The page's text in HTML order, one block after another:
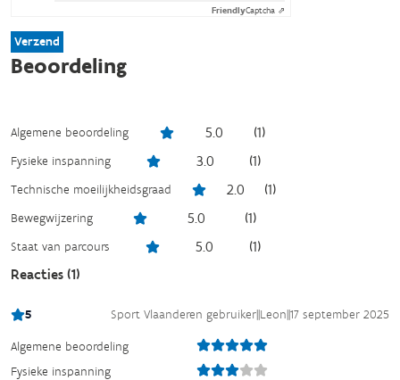
FriendlyCaptcha ⇗
Verzend
Beoordeling
Algemene beoordeling 5.0 (1)
Fysieke inspanning 3.0 (1)
Technische moeilijkheidsgraad 2.0 (1)
Bewegwijzering 5.0 (1)
Staat van parcours 5.0 (1)
Reacties (1)
5 Sport Vlaanderen gebruiker||Leon||17 september 2025
Algemene beoordeling
Fysieke inspanning